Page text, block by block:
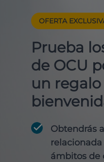
OFERTA
Prueba
de OCU
un
Obtendrás
ámbitos de